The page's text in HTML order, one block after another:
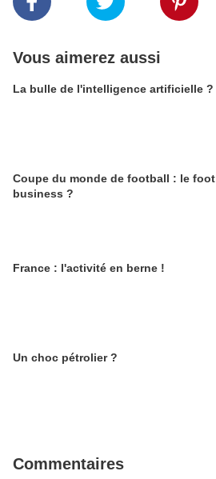
Vous aimerez aussi
La bulle de l'intelligence artificielle ?
Coupe du monde de football : le foot
business ?
France : l'activité en berne !
Un choc pétrolier ?
Commentaires